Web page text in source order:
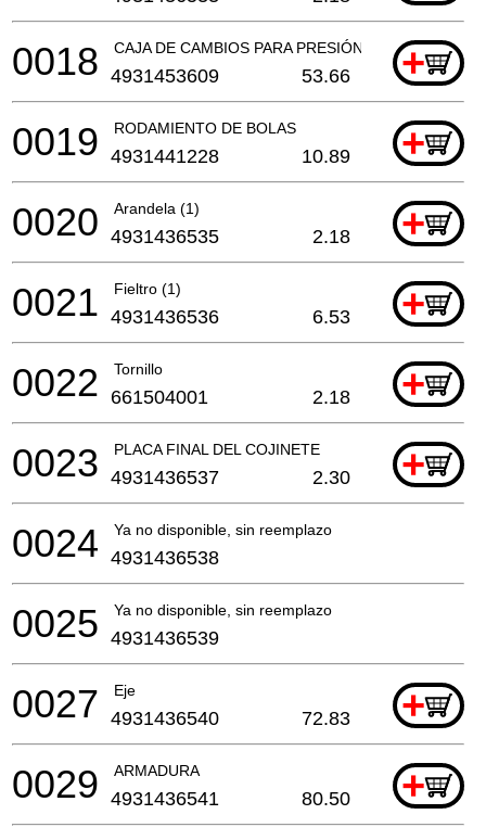
CAJA DE CAMBIOS PARA PRESIÓN DE CARTUCHO
+
0018 4931453609 53.66
RODAMIENTO DE BOLAS +
0019 4931441228 10.89
Arandela (1) +
0020 4931436535 2.18
Fieltro (1) +
0021 4931436536 6.53
Tornillo +
0022 661504001 2.18
PLACA FINAL DEL COJINETE +
0023 4931436537 2.30
Ya no disponible, sin reemplazo
0024 4931436538
Ya no disponible, sin reemplazo
0025 4931436539
Eje +
0027 4931436540 72.83
ARMADURA +
0029 4931436541 80.50